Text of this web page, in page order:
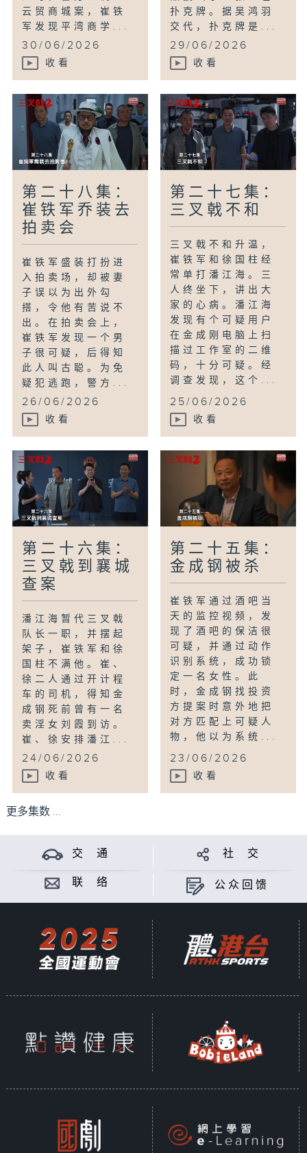
云贸商城案，崔铁
军发现平湾商学...
30/06/2026
收看
扑克牌。据吴鸿羽
交代，扑克牌是...
29/06/2026
收看
第二十八集：
崔铁军乔装去
拍卖会
崔铁军盛装打扮进
入拍卖场，却被妻
子误以为出外勾
搭，令他有苦说不
出。在拍卖会上，
崔铁军发现一个男
子很可疑，后得知
此人叫古聪。为免
疑犯逃跑，警方...
26/06/2026
收看
第二十七集：
三叉戟不和
三叉戟不和升温，
崔铁军和徐国柱经
常单打潘江海。三
人终坐下，讲出大
家的心病。潘江海
发现有个可疑用户
在金成刚电脑上扫
描过工作室的二维
码，十分可疑。经
调查发现，这个...
25/06/2026
收看
第二十六集：
三叉戟到襄城
查案
潘江海暂代三叉戟
队长一职，并摆起
架子，崔铁军和徐
国柱不满他。崔、
徐二人通过开计程
车的司机，得知金
成钢死前曾有一名
卖淫女刘霞到访。
崔、徐安排潘江...
24/06/2026
收看
第二十五集：
金成钢被杀
崔铁军通过酒吧当
天的监控视频，发
现了酒吧的保洁很
可疑，并通过动作
识别系统，成功锁
定一名女性。此
时，金成钢找投资
方提案时意外地把
对方匹配上可疑人
物，他以为系统...
23/06/2026
收看
更多集数 ...
交 通 社 交
联 络 公众回馈